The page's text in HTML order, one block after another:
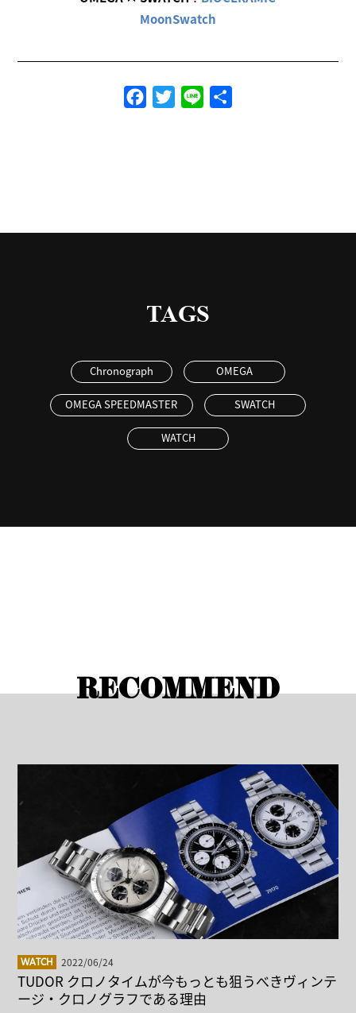
MoonSwatch
FacebookTwitterLine
TAGS
Chronograph OMEGA
OMEGA SPEEDMASTER SWATCH
WATCH
RECOMMEND
WATCH 2022/06/24
TUDOR クロノタイムが今もっとも狙うべきヴィンテ
ージ・クロノグラフである理由